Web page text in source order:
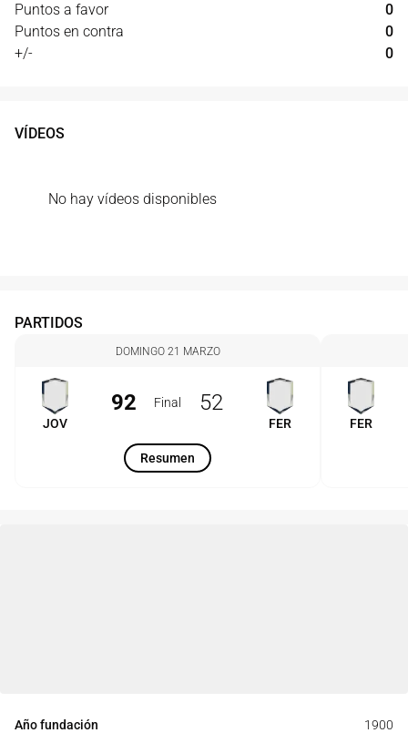
Puntos a favor
0
Puntos en contra
0
+/-
0
Año fundación
1900
VÍDEOS
No hay vídeos disponibles
PARTIDOS
DOMINGO 21 MARZO
JOV
92 Final 52
FER
Resumen
FER